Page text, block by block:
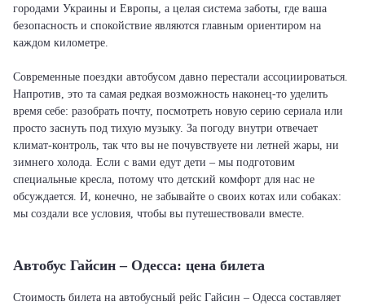
городами Украины и Европы, а целая система заботы, где ваша
безопасность и спокойствие являются главным ориентиром на
каждом километре.
Современные поездки автобусом давно перестали ассоциироваться.
Напротив, это та самая редкая возможность наконец-то уделить
время себе: разобрать почту, посмотреть новую серию сериала или
просто заснуть под тихую музыку. За погоду внутри отвечает
климат-контроль, так что вы не почувствуете ни летней жары, ни
зимнего холода. Если с вами едут дети – мы подготовим
специальные кресла, потому что детский комфорт для нас не
обсуждается. И, конечно, не забывайте о своих котах или собаках:
мы создали все условия, чтобы вы путешествовали вместе.
Автобус Гайсин – Одесса: цена билета
Стоимость билета на автобусный рейс Гайсин – Одесса составляет